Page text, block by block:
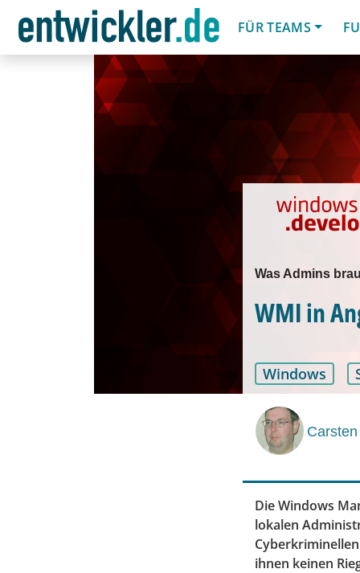
FÜR TEAMS
Was Admins
WMI in
Windows
Die Windows
lokalen
ihnen keinen